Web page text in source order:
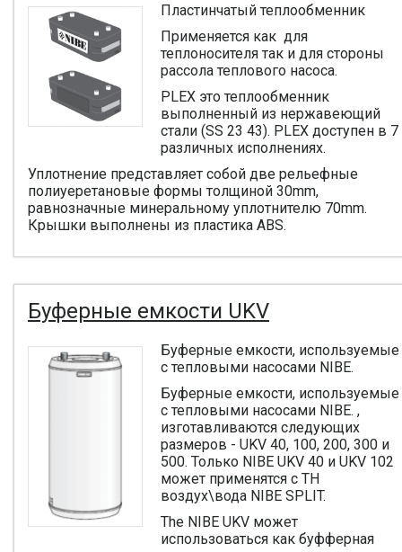
Пластинчатый теплообменник
Применяется как для
теплоносителя так и для стороны
рассола теплового насоса.
PLEX это теплообменник
выполненный из нержавеющий
стали (SS 23 43). PLEX доступен в 7
различных исполнениях.
Уплотнение представляет собой две рельефные
полиуеретановые формы толщиной 30mm,
равнозначные минеральному уплотнителю 70mm.
Крышки выполнены из пластика ABS.
Буферные емкости UKV
Буферные емкости, используемые
с тепловыми насосами NIBE.
Буферные емкости, используемые
с тепловыми насосами NIBE. ,
изготавливаются следующих
размеров - UKV 40, 100, 200, 300 и
500. Только NIBE UKV 40 и UKV 102
может применятся с ТН
воздух\вода NIBE SPLIT.
The NIBE UKV может
использоваться как буфферная